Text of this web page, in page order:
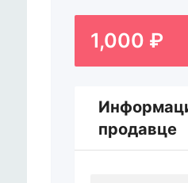
1,000 ₽
продавце